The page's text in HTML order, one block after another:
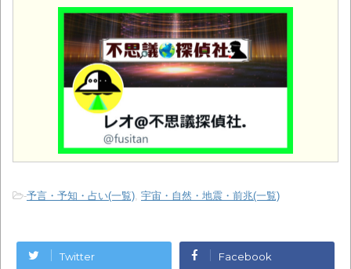
-予言・予知・占い(一覧), 宇宙・自然・地震・前兆(一覧)
Twitter Facebook